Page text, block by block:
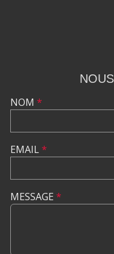
NOM *
EMAIL*
MESSAGE *